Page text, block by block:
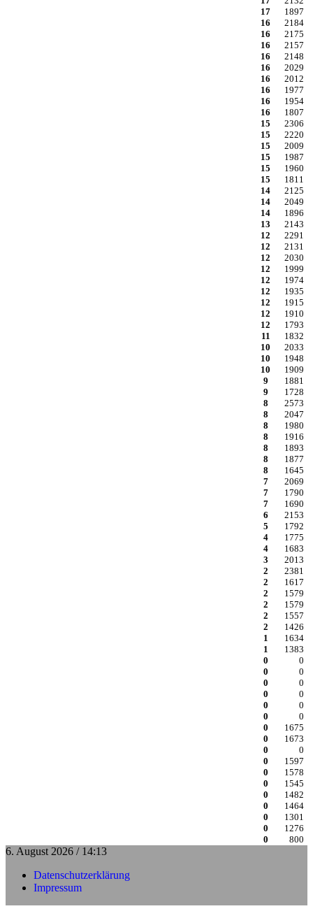
17
1897
16
2184
16
2175
16
2157
16
2148
16
2029
16
2012
16
1977
16
1954
16
1807
15
2306
15
2220
15
2009
15
1987
15
1960
15
1811
14
2125
14
2049
14
1896
13
2143
12
2291
12
2131
12
2030
12
1999
12
1974
12
1935
12
1915
12
1910
12
1793
11
1832
10
2033
10
1948
10
1909
9
1881
9
1728
8
2573
8
2047
8
1980
8
1916
8
1893
8
1877
8
1645
7
2069
7
1790
7
1690
6
2153
5
1792
4
1775
4
1683
3
2013
2
2381
2
1617
2
1579
2
1579
2
1557
2
1426
1
1634
1
1383
0
0
0
0
0
0
0
0
0
0
0
0
0
1675
0
1673
0
0
0
1597
0
1578
0
1545
0
1482
0
1464
0
1301
0
1276
0
800
6. August 2026 / 14:13
Datenschutzerklärung
Impressum